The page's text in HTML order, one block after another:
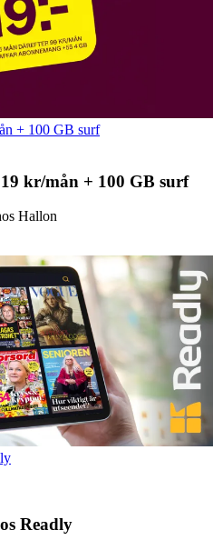
+ 100 GB surf
kr/mån + 100 GB surf
Hallon
Readly